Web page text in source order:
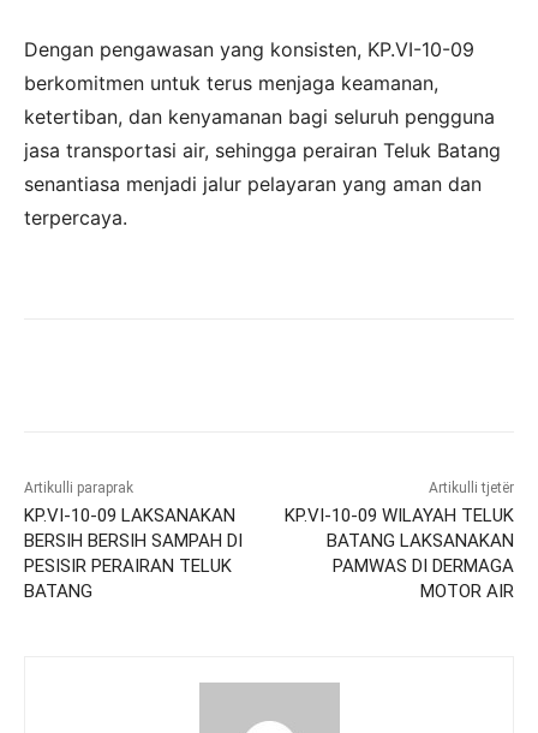
Dengan pengawasan yang konsisten, KP.VI-10-09
berkomitmen untuk terus menjaga keamanan,
ketertiban, dan kenyamanan bagi seluruh pengguna
jasa transportasi air, sehingga perairan Teluk Batang
senantiasa menjadi jalur pelayaran yang aman dan
terpercaya.
Artikulli paraprak
KP.VI-10-09 LAKSANAKAN
BERSIH BERSIH SAMPAH DI
PESISIR PERAIRAN TELUK
BATANG
Artikulli tjetër
KP.VI-10-09 WILAYAH TELUK
BATANG LAKSANAKAN
PAMWAS DI DERMAGA
MOTOR AIR